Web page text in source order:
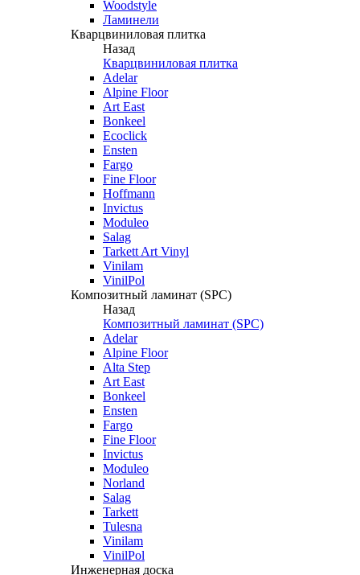
Woodstyle
Ламинели
Кварцвиниловая плитка
Назад
Кварцвиниловая плитка
Adelar
Alpine Floor
Art East
Bonkeel
Ecoclick
Ensten
Fargo
Fine Floor
Hoffmann
Invictus
Moduleo
Salag
Tarkett Art Vinyl
Vinilam
VinilPol
Композитный ламинат (SPC)
Назад
Композитный ламинат (SPC)
Adelar
Alpine Floor
Alta Step
Art East
Bonkeel
Ensten
Fargo
Fine Floor
Invictus
Moduleo
Norland
Salag
Tarkett
Tulesna
Vinilam
VinilPol
Инженерная доска